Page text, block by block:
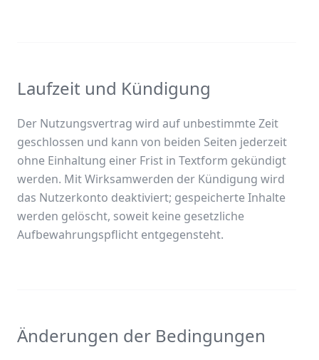
Laufzeit und Kündigung
Der Nutzungsvertrag wird auf unbestimmte Zeit
geschlossen und kann von beiden Seiten jederzeit
ohne Einhaltung einer Frist in Textform gekündigt
werden. Mit Wirksamwerden der Kündigung wird
das Nutzerkonto deaktiviert; gespeicherte Inhalte
werden gelöscht, soweit keine gesetzliche
Aufbewahrungspflicht entgegensteht.
Änderungen der Bedingungen